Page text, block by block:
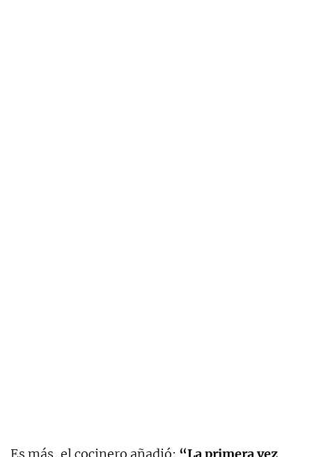
Es más, el cocinero añadió: “La primera vez